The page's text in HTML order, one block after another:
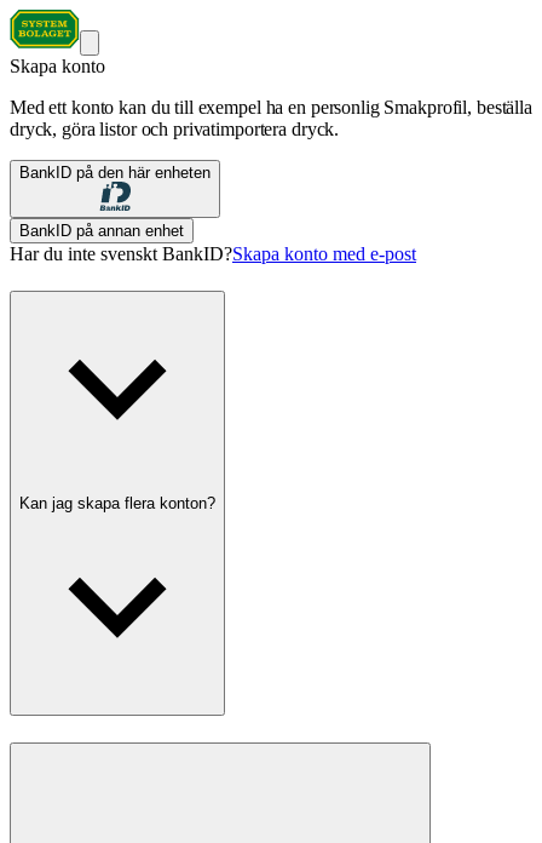
Skapa konto
Med ett konto kan du till exempel ha en personlig Smakprofil, beställa
dryck, göra listor och privatimportera dryck.
BankID på den här enheten
BankID på annan enhet
Har du inte svenskt BankID?Skapa konto med e-post
Kan jag skapa flera konton?